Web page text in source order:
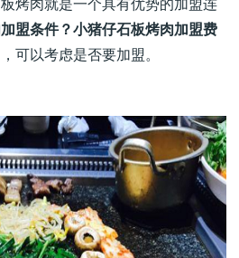
烤肉就是一个具有优势的加盟连
盟条件？小猪仔石板烤肉加盟费
可以考虑是否要加盟。